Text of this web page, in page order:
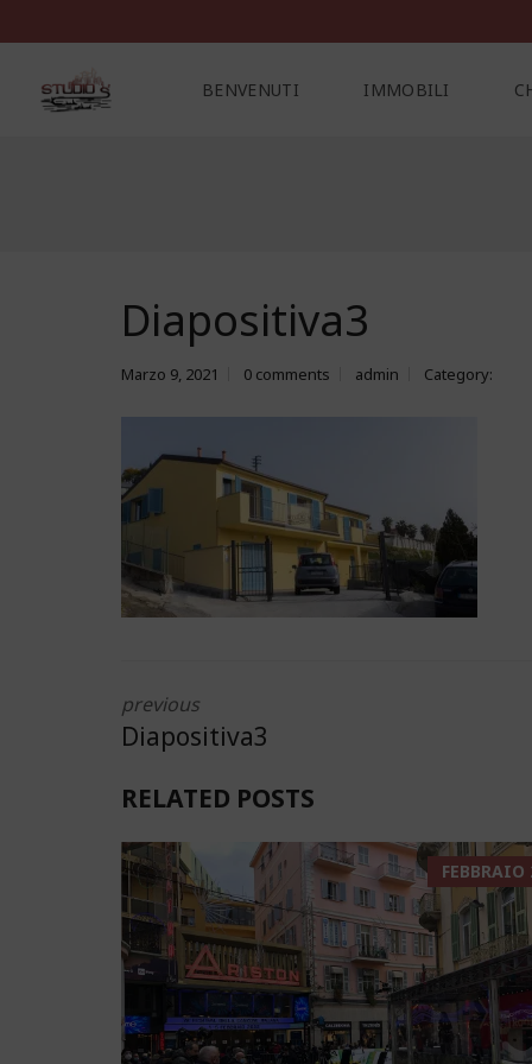
BENVENUTI IMMOBILI
Diapositiva3
Marzo 9, 2021 0 comments admin Category:
previous
Diapositiva3
RELATED POSTS
FEBBRAIO